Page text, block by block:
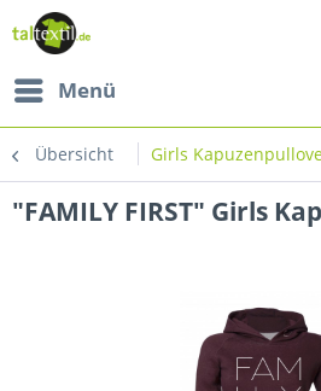
Menü
Übersicht Girls
"FAMILY FIRST" Girls